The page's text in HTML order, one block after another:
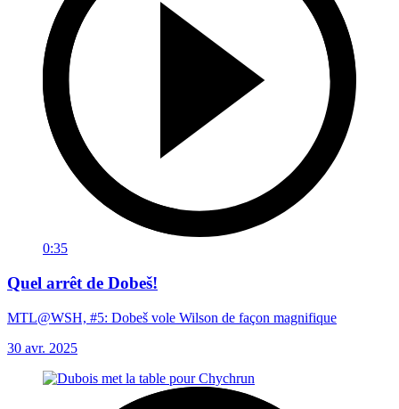
0:35
Quel arrêt de Dobeš!
MTL@WSH, #5: Dobeš vole Wilson de façon magnifique
30 avr. 2025